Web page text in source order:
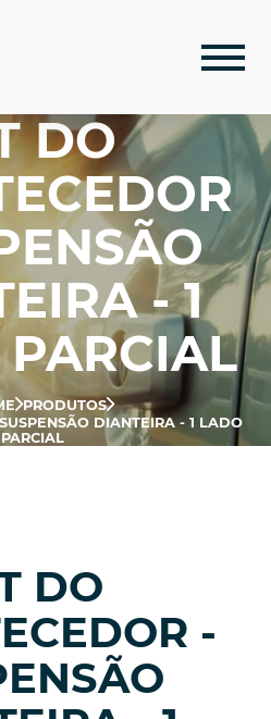
DO
- 1
PRODUTOS
DIANTEIRA - 1 LADO
DO
-